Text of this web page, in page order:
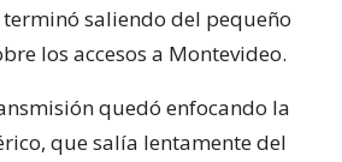
saliendo del pequeño
los accesos a Montevideo.
quedó enfocando la
que salía lentamente del